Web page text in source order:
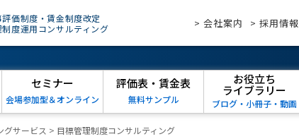
価制度・賃金制度改定
度運用コンサルティング
> 会社案内 > 採用情報
セミナー
会場参加型＆オンライン
評価表・賃金表
無料サンプル
お役立ち
ライブラリー
ブログ・小冊子・動画
グサービス > 目標管理制度コンサルティング